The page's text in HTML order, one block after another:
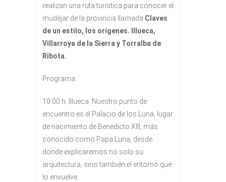
realizan una ruta turística para conocer el
mudéjar de la provincia llamada Claves
de un estilo, los orígenes. Illueca,
Villarroya de la Sierra y Torralba de
Ribota.
Programa.
10.00 h. Illueca. Nuestro punto de
encuentro es el Palacio de los Luna, lugar
de nacimiento de Benedicto XIII, más
conocido como Papa Luna, desde
donde explicaremos no solo su
arquitectura, sino también el entorno que
lo envuelve.